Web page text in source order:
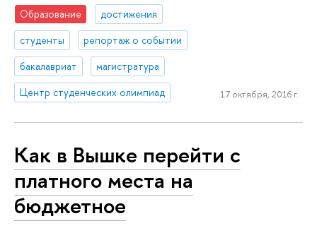
Образование
достижения
студенты
репортаж о событии
бакалавриат
магистратура
Центр студенческих олимпиад
17 октября, 2016 г.
Как в Вышке перейти с
платного места на
бюджетное